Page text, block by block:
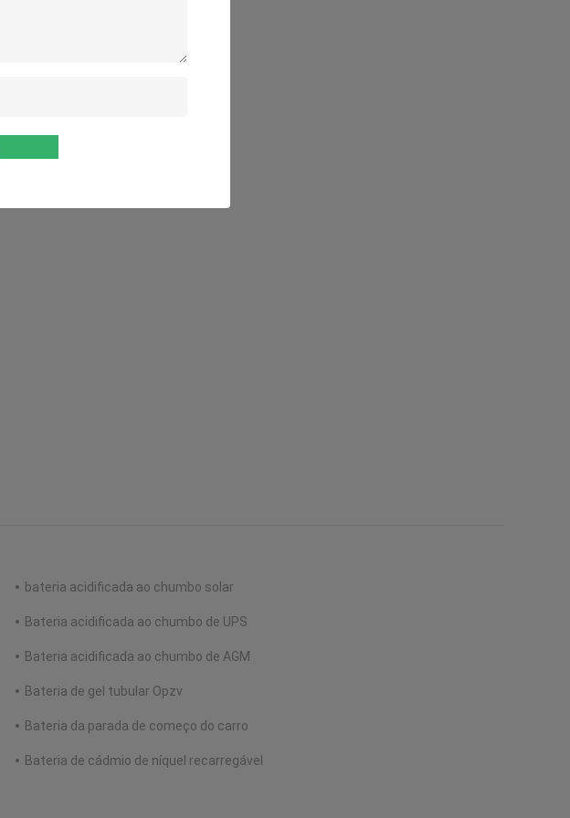
bateria acidificada ao chumbo solar
Bateria acidificada ao chumbo de UPS
Bateria acidificada ao chumbo de AGM
Bateria de gel tubular Opzv
Bateria da parada de começo do carro
Bateria de cádmio de níquel recarregável